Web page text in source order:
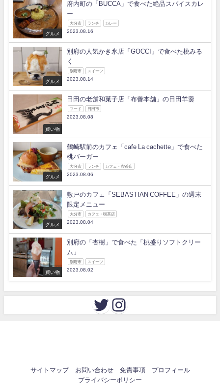
グルメ
府内町の「BUCCA」で食べた絶品スパイスカレ
ー
大分市 ランチ カレー
2023.08.16
グルメ
別府の人気かき氷店「GOCCI」で食べた桃みる
く
別府市 スイーツ
2023.08.14
買い物
日田の老舗和菓子店「布善本舗」の日田羊羹
フード 日田市
2023.08.08
グルメ
鶴崎駅前のカフェ「cafe La cachette」で食べた
桃バーガー
大分市 ランチ カフェ・喫茶店
2023.08.06
グルメ
敷戸のカフェ「SEBASTIAN COFFEE」の週末
限定メニュー
大分市 カフェ・喫茶店
2023.08.04
買い物
別府の「杏樹」で食べた「桃盛りソフトクリー
ム」
別府市 スイーツ
2023.08.02
サイトマップ お問い合わせ 免責事項
プロフィール
プライバシーポリシー